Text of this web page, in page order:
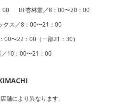
00
BF杏林堂／8：00〜20：00
クス／8：00〜21：00
00〜22：00（一部21：30）
／10：00〜21：00
舗により異なります。